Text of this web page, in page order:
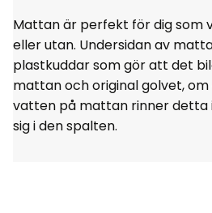
Mattan är perfekt för dig som
eller utan. Undersidan av
plastkuddar som gör att det
mattan och original golvet,
vatten på mattan rinner detta
sig i den spalten.